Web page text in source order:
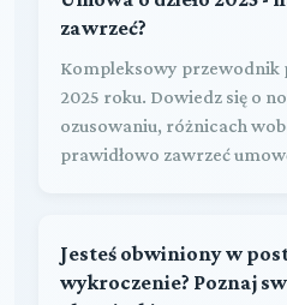
zawrzeć?
Kompleksowy przewodnik
2025 roku. Dowiedz się o
ozusowaniu, różnicach
prawidłowo zawrzeć
Jesteś obwiniony w
wykroczenie? Poznaj